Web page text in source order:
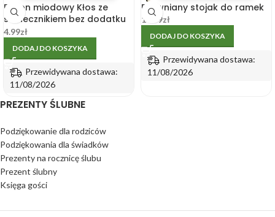
Baton miodowy Kłos ze
słonecznikiem bez dodatku
cukru 45 g
4.99zł
DODAJ DO KOSZYKA
Przewidywana dostawa:
11/08/2026
Drewniany stojak do ramek
14.99zł
DODAJ DO KOSZYKA
Przewidywana dostawa:
11/08/2026
PREZENTY ŚLUBNE
Podziękowanie dla rodziców
Podziękowania dla świadków
Prezenty na rocznicę ślubu
Prezent ślubny
Księga gości